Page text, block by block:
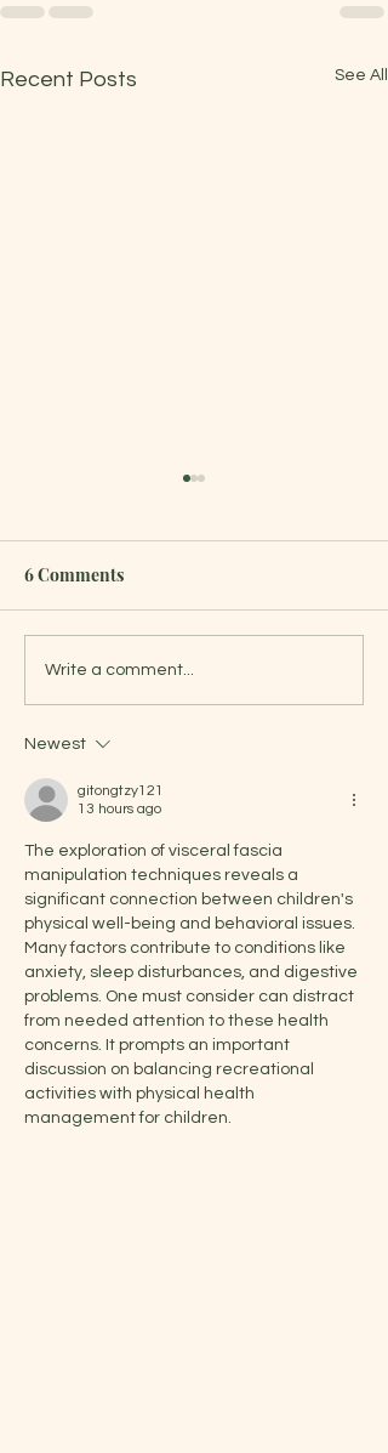
Recent Posts See All
临床中整体评估是确保治疗安
全、精准和长效的决定性核心
前提。它改变了“头痛医头、
脚痛医脚”的局限，从系统张
力平衡与力线代偿的宏观视
区 揪出代偿源头：局部疼痛通
递的“受害者”。例如，长期的
前一次未愈的脚踝扭伤导致骨
盆倾斜，进而引发脊椎向上的
连锁代偿。整体评估能帮你找
到真正的“加害者”。 避免无
6 Comments
Write a comment...
Newest
gitongtzy121
13 hours ago
The exploration of visceral fascia
manipulation techniques reveals a
significant connection between children's
physical well-being and behavioral issues.
Many factors contribute to conditions like
anxiety, sleep disturbances, and digestive
problems. One must consider can distract
from needed attention to these health
concerns. It prompts an important
discussion on balancing recreational
activities with physical health
management for children.